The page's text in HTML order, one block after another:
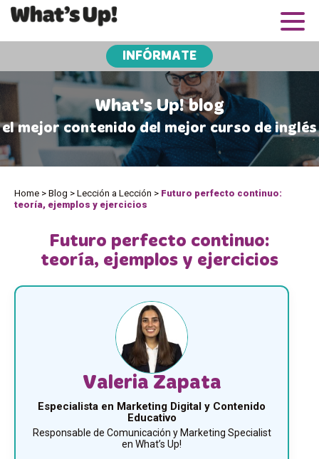
INFÓRMATE
What's Up! blog
el mejor contenido del mejor curso de inglés
Home > Blog > Lección a Lección > Futuro perfecto continuo:
teoría, ejemplos y ejercicios
Futuro perfecto continuo:
teoría, ejemplos y ejercicios
Valeria Zapata
Especialista en Marketing Digital y Contenido
Educativo
Responsable de Comunicación y Marketing Specialist
en What’s Up!